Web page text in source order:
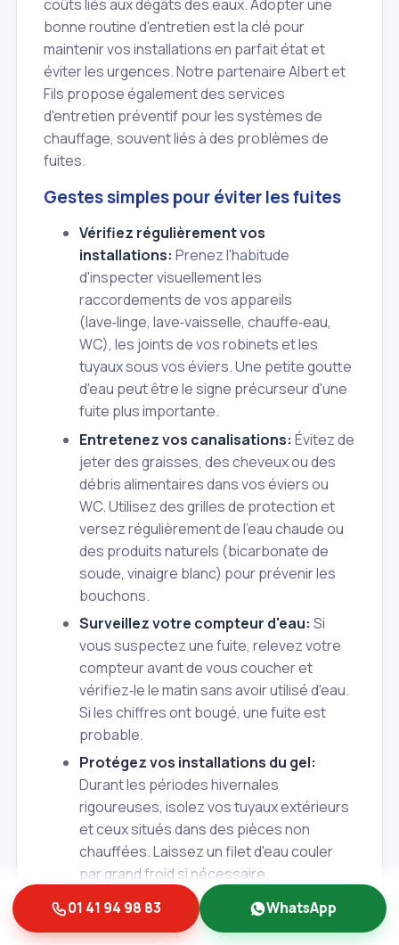
coûts liés aux dégâts des eaux. Adopter une
bonne routine d'entretien est la clé pour
maintenir vos installations en parfait état et
éviter les urgences. Notre partenaire Albert et
Fils propose également des services
d'entretien préventif pour les systèmes de
chauffage, souvent liés à des problèmes de
fuites.
Gestes simples pour éviter les fuites
Vérifiez régulièrement vos
installations: Prenez l'habitude
d'inspecter visuellement les
raccordements de vos appareils
(lave‑linge, lave‑vaisselle, chauffe‑eau,
WC), les joints de vos robinets et les
tuyaux sous vos éviers. Une petite goutte
d'eau peut être le signe précurseur d'une
fuite plus importante.
Entretenez vos canalisations: Évitez de
jeter des graisses, des cheveux ou des
débris alimentaires dans vos éviers ou
WC. Utilisez des grilles de protection et
versez régulièrement de l'eau chaude ou
des produits naturels (bicarbonate de
soude, vinaigre blanc) pour prévenir les
bouchons.
Surveillez votre compteur d'eau: Si
vous suspectez une fuite, relevez votre
compteur avant de vous coucher et
vérifiez‑le le matin sans avoir utilisé d'eau.
Si les chiffres ont bougé, une fuite est
probable.
Protégez vos installations du gel:
Durant les périodes hivernales
rigoureuses, isolez vos tuyaux extérieurs
et ceux situés dans des pièces non
chauffées. Laissez un filet d'eau couler
par grand froid si nécessaire.
Remplacez les joints et flexibles usés:
Un joint en caoutchouc durci ou un flexible
01 41 94 98 83 WhatsApp